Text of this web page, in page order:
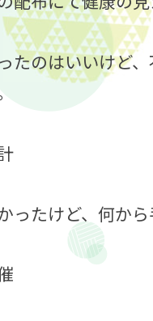
のはいいけど、
たけど、何から